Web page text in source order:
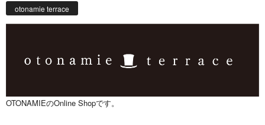
otonamie terrace
OTONAMIEのOnline Shopです。